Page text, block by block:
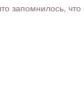
запомнилось,